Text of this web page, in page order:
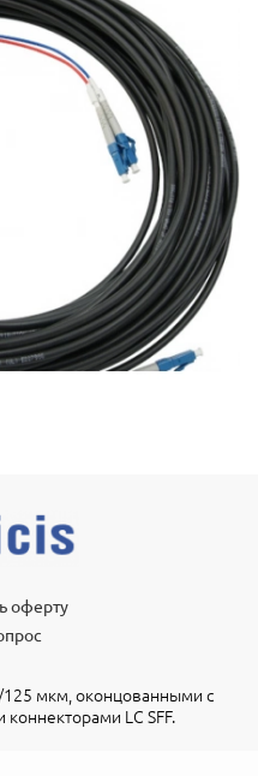
оферту
125 мкм, оконцованными с
LC SFF.